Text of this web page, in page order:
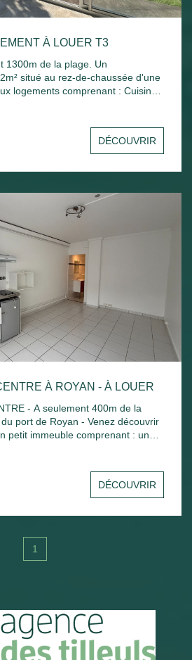
À LOUER T3
1300m de la plage. Un
situé au rez-de-chaussée d'une
logements comprenant : Cuisine
Jardin commun.
DÉCOUVRIR
À ROYAN - À LOUER
- A seulement 400m de la
DÉCOUVRIR
1